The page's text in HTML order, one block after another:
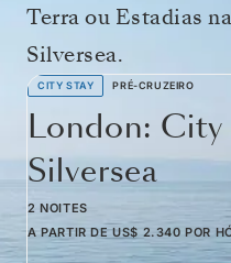
Terra ou Estadias
Silversea.
CITY STAY PRÉ-CRUZEIRO
London: City
Silversea
2 NOITES
A PARTIR DE US$ 2.340 POR